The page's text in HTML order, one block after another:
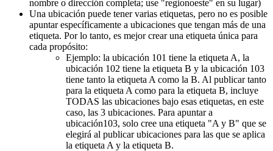
nombre o dirección completa; use "regionoeste" en su lugar)
Una ubicación puede tener varias etiquetas, pero no es posible
apuntar específicamente a ubicaciones que tengan más de una
etiqueta. Por lo tanto, es mejor crear una etiqueta única para
cada propósito:
Ejemplo: la ubicación 101 tiene la etiqueta A, la
ubicación 102 tiene la etiqueta B y la ubicación 103
tiene tanto la etiqueta A como la B. Al publicar tanto
para la etiqueta A como para la etiqueta B, incluye
TODAS las ubicaciones bajo esas etiquetas, en este
caso, las 3 ubicaciones. Para apuntar a
ubicación103, solo cree una etiqueta "A y B" que se
elegirá al publicar ubicaciones para las que se aplica
la etiqueta A y la etiqueta B.